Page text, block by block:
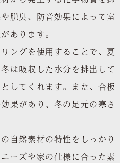
脱臭、防音効果によって室
あります。
ングを使用することで、夏
は吸収した水分を排出して
してくれます。また、合板
果があり、冬の足元の寒さ
自然素材の特性をしっかり
ーズや家の仕様に合った素